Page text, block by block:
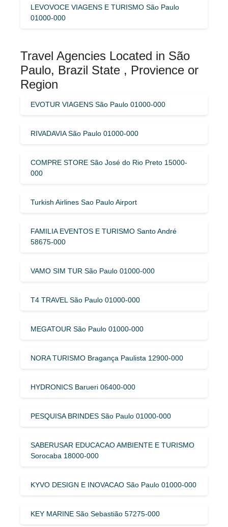
LEVOVOCE VIAGENS E TURISMO São Paulo
01000-000
Travel Agencies Located in São
Paulo, Brazil State , Provience or
Region
EVOTUR VIAGENS São Paulo 01000-000
RIVADAVIA São Paulo 01000-000
COMPRE STORE São José do Rio Preto 15000-
000
Turkish Airlines Sao Paulo Airport
FAMILIA EVENTOS E TURISMO Santo André
58675-000
VAMO SIM TUR São Paulo 01000-000
T4 TRAVEL São Paulo 01000-000
MEGATOUR São Paulo 01000-000
NORA TURISMO Bragança Paulista 12900-000
HYDRONICS Barueri 06400-000
PESQUISA BRINDES São Paulo 01000-000
SABERUSAR EDUCACAO AMBIENTE E TURISMO
Sorocaba 18000-000
KYVO DESIGN E INOVACAO São Paulo 01000-000
KEY MARINE São Sebastião 57275-000